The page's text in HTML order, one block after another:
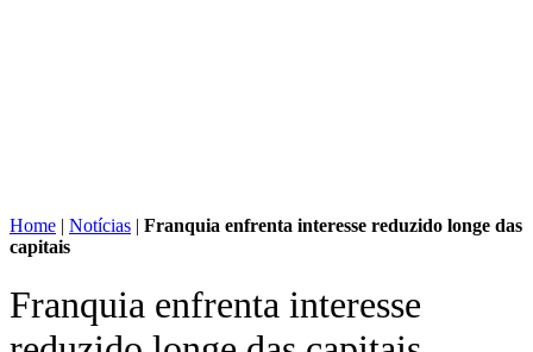
Home | Notícias | Franquia enfrenta interesse reduzido longe das
capitais
Franquia enfrenta interesse